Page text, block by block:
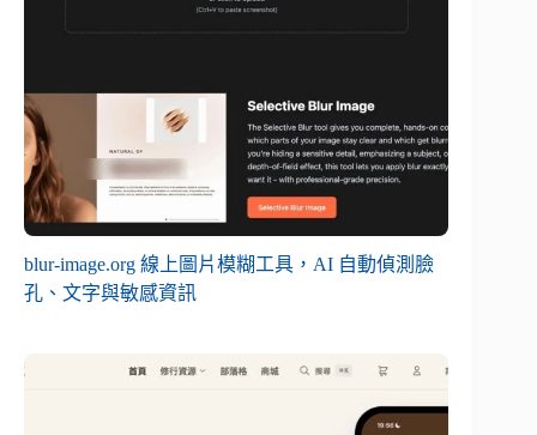
blur-image.org 線上圖片模糊工具，AI 自動偵測臉
孔、文字與敏感資訊